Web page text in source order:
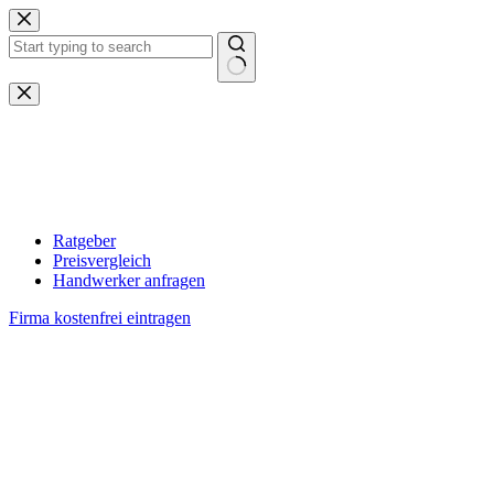
Zum
Inhalt
springen
Keine
Ergebnisse
Ratgeber
Preisvergleich
Handwerker anfragen
Firma kostenfrei eintragen